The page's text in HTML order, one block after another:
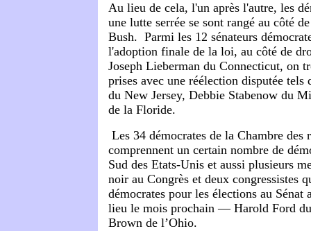
Au lieu de cela, l'un après l'autre, les
une lutte serrée se sont rangé au côté
Bush. Parmi les 12 sénateurs
l'adoption finale de la loi, au côté de
Joseph Lieberman du Connecticut, on
prises avec une réélection disputée tels
du New Jersey, Debbie Stabenow du
de la Floride.
Les 34 démocrates de la Chambre des
comprennent un certain nombre de
Sud des Etats-Unis et aussi plusieurs
noir au Congrès et deux congressistes
démocrates pour les élections au Sénat
lieu le mois prochain — Harold Ford du
Brown de l’Ohio.